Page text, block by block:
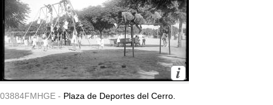
03884FMHGE - Plaza de Deportes del Cerro.